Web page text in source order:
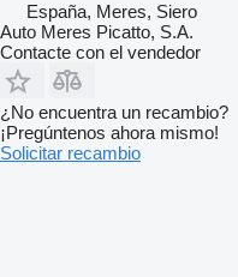
España, Meres, Siero
Auto Meres Picatto, S.A.
Contacte con el vendedor
¿No encuentra un recambio?
¡Pregúntenos ahora mismo!
Solicitar recambio